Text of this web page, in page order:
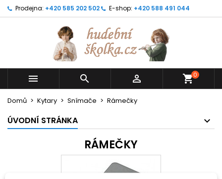
Prodejna: +420 585 202 502 E-shop: +420 588 491 044
   shopping_cart0
Domů Kytary Snímače Rámečky
ÚVODNÍ STRÁNKA
RÁMEČKY